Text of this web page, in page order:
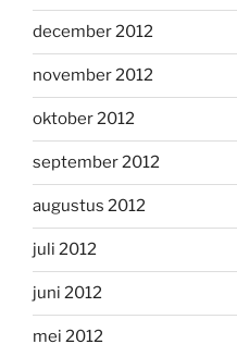
december 2012
november 2012
oktober 2012
september 2012
augustus 2012
juli 2012
juni 2012
mei 2012